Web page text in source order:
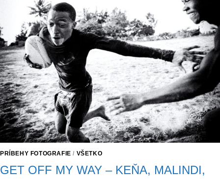
PRÍBEHY FOTOGRAFIE / VŠETKO
GET OFF MY WAY – KEŇA, MALINDI,